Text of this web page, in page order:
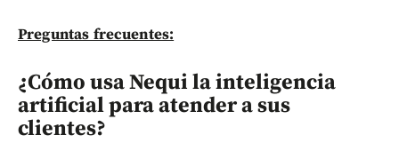
Preguntas frecuentes:
¿Cómo usa Nequi la inteligencia
artificial para atender a sus
clientes?